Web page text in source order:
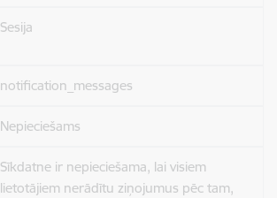
Sesija
notification_messages
Nepieciešams
Sīkdatne ir nepieciešama, lai visiem
lietotājiem nerādītu ziņojumus pēc tam,